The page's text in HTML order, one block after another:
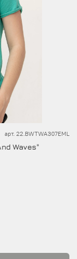
арт. 22.BWTWA307EML
Waves"